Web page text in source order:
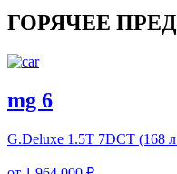
ГОРЯЧЕЕ
mg 6
G.Deluxe 1.5T 7DCT (168